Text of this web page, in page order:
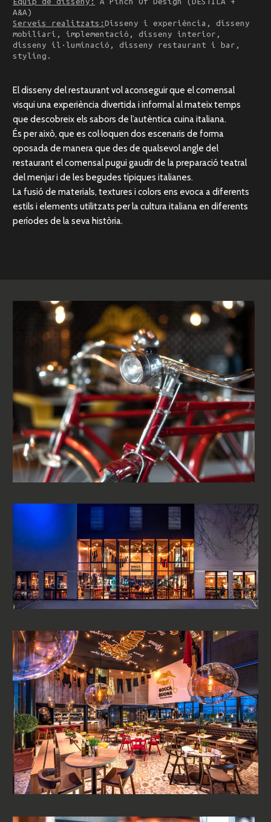
A&A)
Serveis realitzats:Disseny i experiència, disseny
mobiliari, implementació, disseny interior,
disseny il·luminació, disseny restaurant i bar,
styling.
El disseny del restaurant vol aconseguir que el comensal
visqui una experiència divertida i informal al mateix temps
que descobreix els sabors de l’autèntica cuina italiana.
És per això, que es col·loquen dos escenaris de forma
oposada de manera que des de qualsevol angle del
restaurant el comensal pugui gaudir de la preparació teatral
del menjar i de les begudes típiques italianes.
La fusió de materials, textures i colors ens evoca a diferents
estils i elements utilitzats per la cultura italiana en diferents
períodes de la seva història.